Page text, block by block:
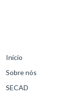
Início
Sobre nós
SECAD